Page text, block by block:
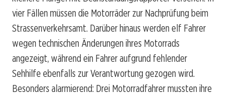
vier Fällen müssen die Motorräder zur Nachprüfung beim
Strassenverkehrsamt. Darüber hinaus werden elf Fahrer
wegen technischen Änderungen ihres Motorrads
angezeigt, während ein Fahrer aufgrund fehlender
Sehhilfe ebenfalls zur Verantwortung gezogen wird.
Besonders alarmierend: Drei Motorradfahrer mussten ihre